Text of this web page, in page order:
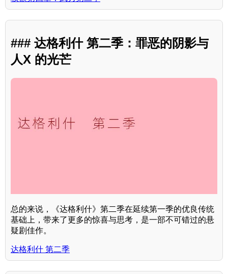
### 达格利什 第二季：罪恶的阴影与
人X 的光芒
总的来说，《达格利什》第二季在延续第一季的优良传统
基础上，带来了更多的惊喜与思考，是一部不可错过的悬
疑剧佳作。
达格利什 第二季